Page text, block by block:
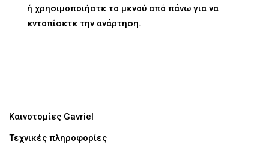
ή χρησιμοποιήστε το μενού από πάνω για να
εντοπίσετε την ανάρτηση.
Καινοτομίες Gavriel
Τεχνικές πληροφορίες